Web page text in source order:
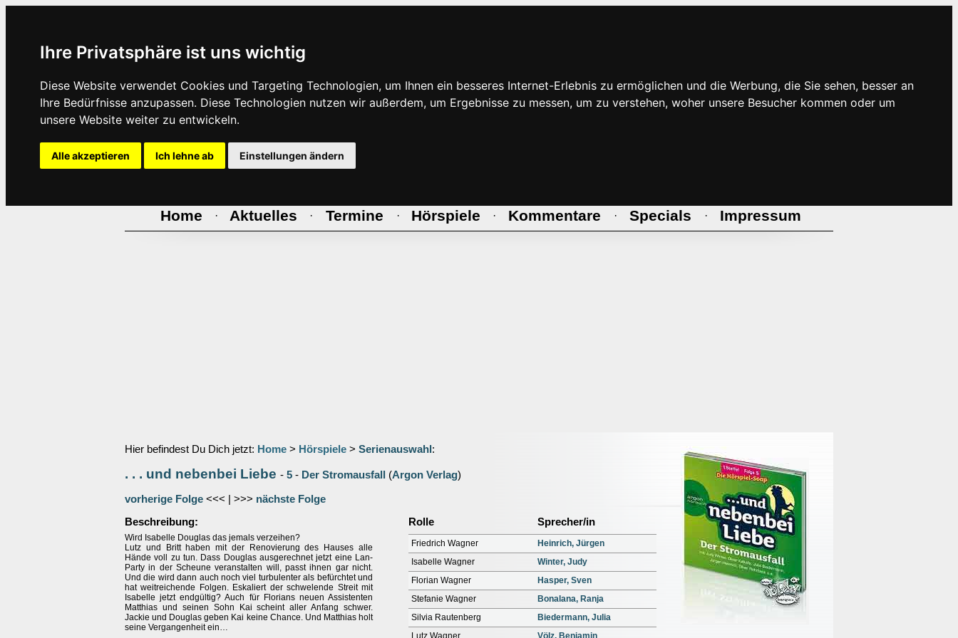
Ihre Privatsphäre ist uns wichtig
Diese Website verwendet Cookies und Targeting Technologien, um Ihnen ein besseres Internet-Erlebnis zu ermöglichen und die Werbung, die Sie sehen, besser an
Ihre Bedürfnisse anzupassen. Diese Technologien nutzen wir außerdem, um Ergebnisse zu messen, um zu verstehen, woher unsere Besucher kommen oder um
unsere Website weiter zu entwickeln.
Alle akzeptieren Ich lehne ab Einstellungen ändern
Home · Aktuelles · Termine · Hörspiele · Kommentare · Specials · Impressum
Hier befindest Du Dich jetzt: Home > Hörspiele > Serienauswahl :
. . . und nebenbei Liebe - 5 - Der Stromausfall (Argon Verlag)
vorherige Folge <<< | >>> nächste Folge
Beschreibung:
Wird Isabelle Douglas das jemals verzeihen?
Lutz und Britt haben mit der Renovierung des Hauses alle
Hände voll zu tun. Dass Douglas ausgerechnet jetzt eine Lan-
Party in der Scheune veranstalten will, passt ihnen gar nicht.
Und die wird dann auch noch viel turbulenter als befürchtet und
hat weitreichende Folgen. Eskaliert der schwelende Streit mit
Isabelle jetzt endgültig? Auch für Florians neuen Assistenten
Matthias und seinen Sohn Kai scheint aller Anfang schwer.
Jackie und Douglas geben Kai keine Chance. Und Matthias holt
seine Vergangenheit ein…
Rolle Sprecher/in
Friedrich Wagner
Heinrich, Jürgen
Isabelle Wagner
Winter, Judy
Florian Wagner
Hasper, Sven
Stefanie Wagner
Bonalana, Ranja
Silvia Rautenberg
Biedermann, Julia
Lutz Wagner
Völz, Benjamin